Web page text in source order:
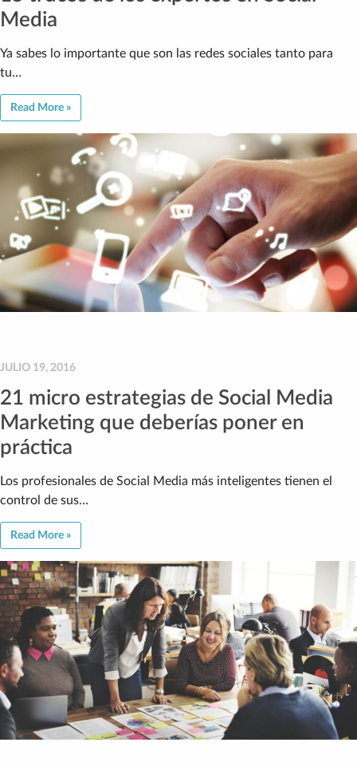
Media
Ya sabes lo importante que son las redes sociales tanto para
tu…
Read More »
JULIO 19, 2016
21 micro estrategias de Social Media
Marketing que deberías poner en
práctica
Los profesionales de Social Media más inteligentes tienen el
control de sus…
Read More »